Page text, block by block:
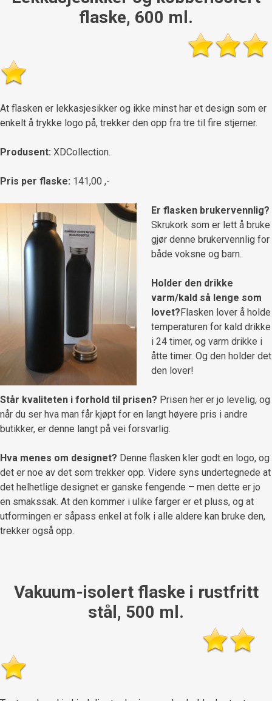
flaske, 600 ml.
At flasken er lekkasjesikker og ikke minst har et design som er
enkelt å trykke logo på, trekker den opp fra tre til fire stjerner.
Produsent: XDCollection.
Pris per flaske: 141,00 ,-
Er flasken brukervennlig?
Skrukork som er lett å bruke
gjør denne brukervennlig for
både voksne og barn.
Holder den drikke
varm/kald så lenge som
lovet?Flasken lover å holde
temperaturen for kald drikke
i 24 timer, og varm drikke i
åtte timer. Og den holder det
den lover!
Står kvaliteten i forhold til prisen? Prisen her er jo levelig, og
når du ser hva man får kjøpt for en langt høyere pris i andre
butikker, er denne langt på vei forsvarlig.
Hva menes om designet? Denne flasken kler godt en logo, og
det er noe av det som trekker opp. Videre syns undertegnede at
det helhetlige designet er ganske fengende – men dette er jo
en smakssak. At den kommer i ulike farger er et pluss, og at
utformingen er såpass enkel at folk i alle aldere kan bruke den,
trekker også opp.
Vakuum-isolert flaske i rustfritt
stål, 500 ml.